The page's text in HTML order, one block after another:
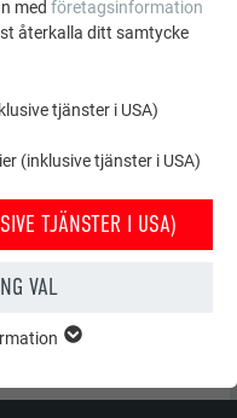
med företagsinformation
återkalla ditt samtycke
tjänster i USA)
(inklusive tjänster i USA)
TJÄNSTER I USA)
VAL
att webbplatsen